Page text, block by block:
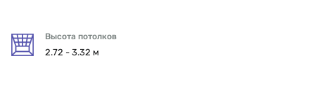
Высота потолков
2.72 - 3.32 м